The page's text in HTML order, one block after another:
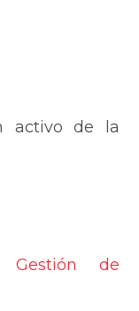
activo de la
Gestión de